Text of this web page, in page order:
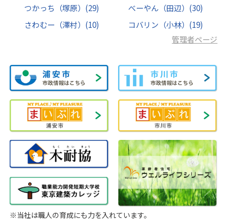
つかっち（塚原） (29) べーやん（田辺） (30)
さわむー（澤村） (10) コバリン（小林） (19)
管理者ページ
※当社は職人の育成にも力を入れています。